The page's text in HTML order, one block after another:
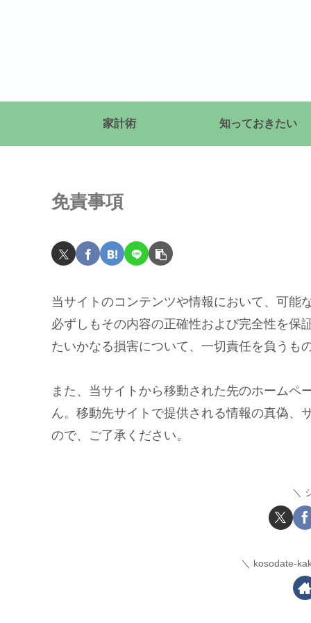
家計術 知っておきたい
免責事項
当サイトのコンテンツや情報において、可能
必ずしもその内容の正確性および完全性を保
たいかなる損害について、一切責任を負うも
また、当サイトから移動された先のホームペ
ん。移動先サイトで提供される情報の真偽、
ので、ご了承ください。
kosodate-